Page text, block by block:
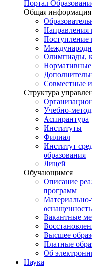
Портал
Общая информация
Направления
Поступление
Олимпиады,
Совместные
Структура
Учебно-
Аспирантура
Институты
Филиал
Институт
образования
Лицей
Обучающимся
Описание
программ
Материально-
оснащенность
Вакантные
Высшее
Платные
Об
Наука